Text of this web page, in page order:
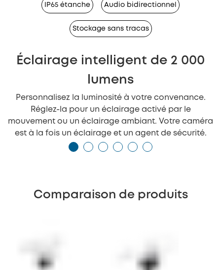
IP65 étanche Audio bidirectionnel
Stockage sans tracas
Éclairage intelligent de 2 000
lumens
Personnalisez la luminosité à votre convenance.
Réglez-la pour un éclairage activé par le
mouvement ou un éclairage ambiant. Votre caméra
est à la fois un éclairage et un agent de sécurité.
Comparaison de produits